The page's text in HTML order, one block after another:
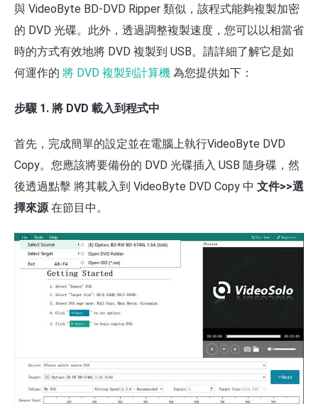
與 VideoByte BD-DVD Ripper 類似，該程式能夠複製加密
的 DVD 光碟。此外，透過調整複製速度，您可以以相當省
時的方式有效地將 DVD 複製到 USB。請詳細了解它是如
何運作的 將 DVD 複製到計算機 為您提供如下：
步驟 1. 將 DVD 載入到程式中
首先，完成簡單的設定並在電腦上執行VideoByte DVD
Copy。您應該將要備份的 DVD 光碟插入 USB 隨身碟，然
後透過點擊 將其載入到 VideoByte DVD Copy 中 文件>>選
擇來源 在節目中。